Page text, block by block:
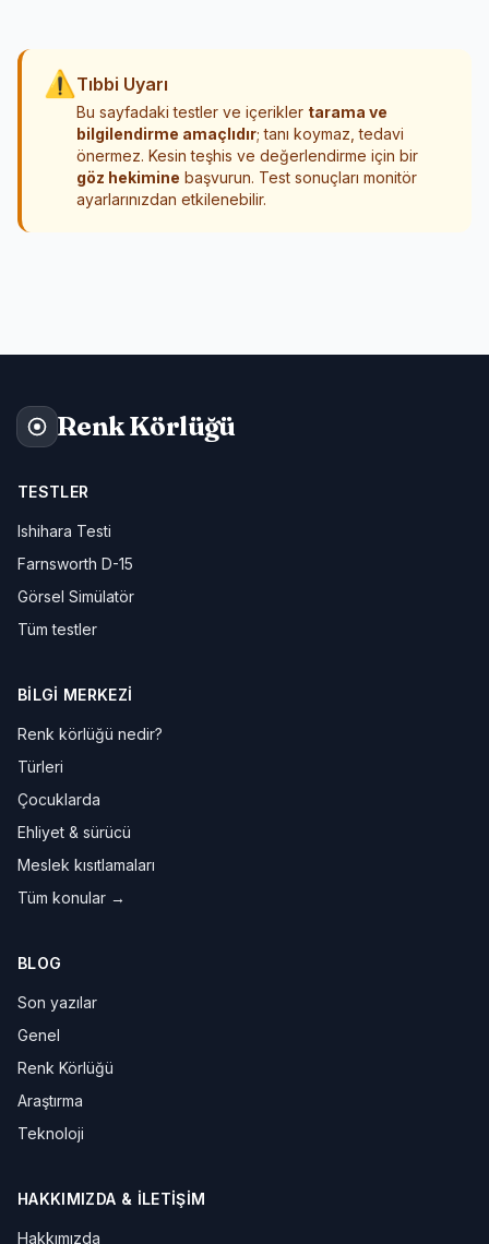
⚠ Tıbbi Uyarı
Bu sayfadaki testler ve içerikler tarama ve
bilgilendirme amaçlıdır; tanı koymaz, tedavi
önermez. Kesin teşhis ve değerlendirme için bir
göz hekimine başvurun. Test sonuçları monitör
ayarlarınızdan etkilenebilir.
Renk Körlüğü
TESTLER
Ishihara Testi
Farnsworth D-15
Görsel Simülatör
Tüm testler
BILGI MERKEZI
Renk körlüğü nedir?
Türleri
Çocuklarda
Ehliyet & sürücü
Meslek kısıtlamaları
Tüm konular →
BLOG
Son yazılar
Genel
Renk Körlüğü
Araştırma
Teknoloji
HAKKIMIZDA & İLETIŞIM
Hakkımızda